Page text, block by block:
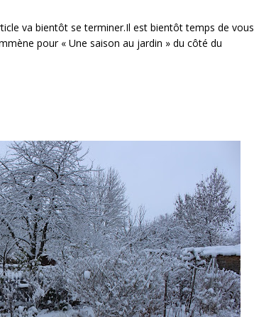
va bientôt se terminer.Il est bientôt temps de vous
pour « Une saison au jardin » du côté du